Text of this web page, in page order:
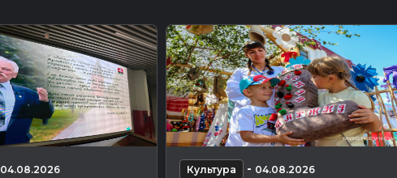
04.08.2026 Культура - 04.08.2026